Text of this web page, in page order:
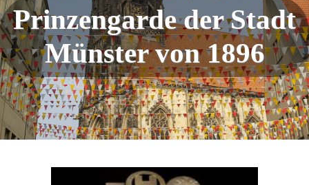
Prinzengarde der Stadt
Münster von 1896